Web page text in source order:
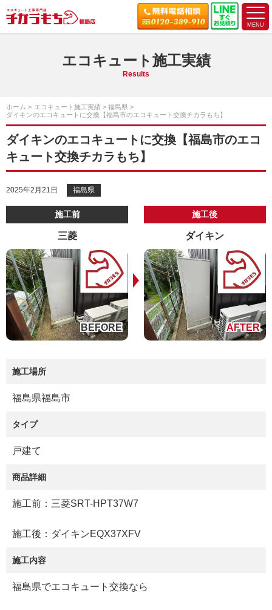
エコキュート施工実績
Results
ホーム エコキュート施工実績
福島県
ダイキンのエコキュートに交換【福島市のエコキュート交換チカラもち】
ダイキンのエコキュートに交換【福島市のエコ
キュート交換チカラもち】
2025年2月21日 福島県
施工前
三菱
施工後
ダイキン
施工場所
福島県福島市
タイプ
戸建て
商品詳細
施工前：三菱SRT-HPT37W7
施工後：ダイキンEQX37XFV
施工内容
福島県でエコキュート交換なら